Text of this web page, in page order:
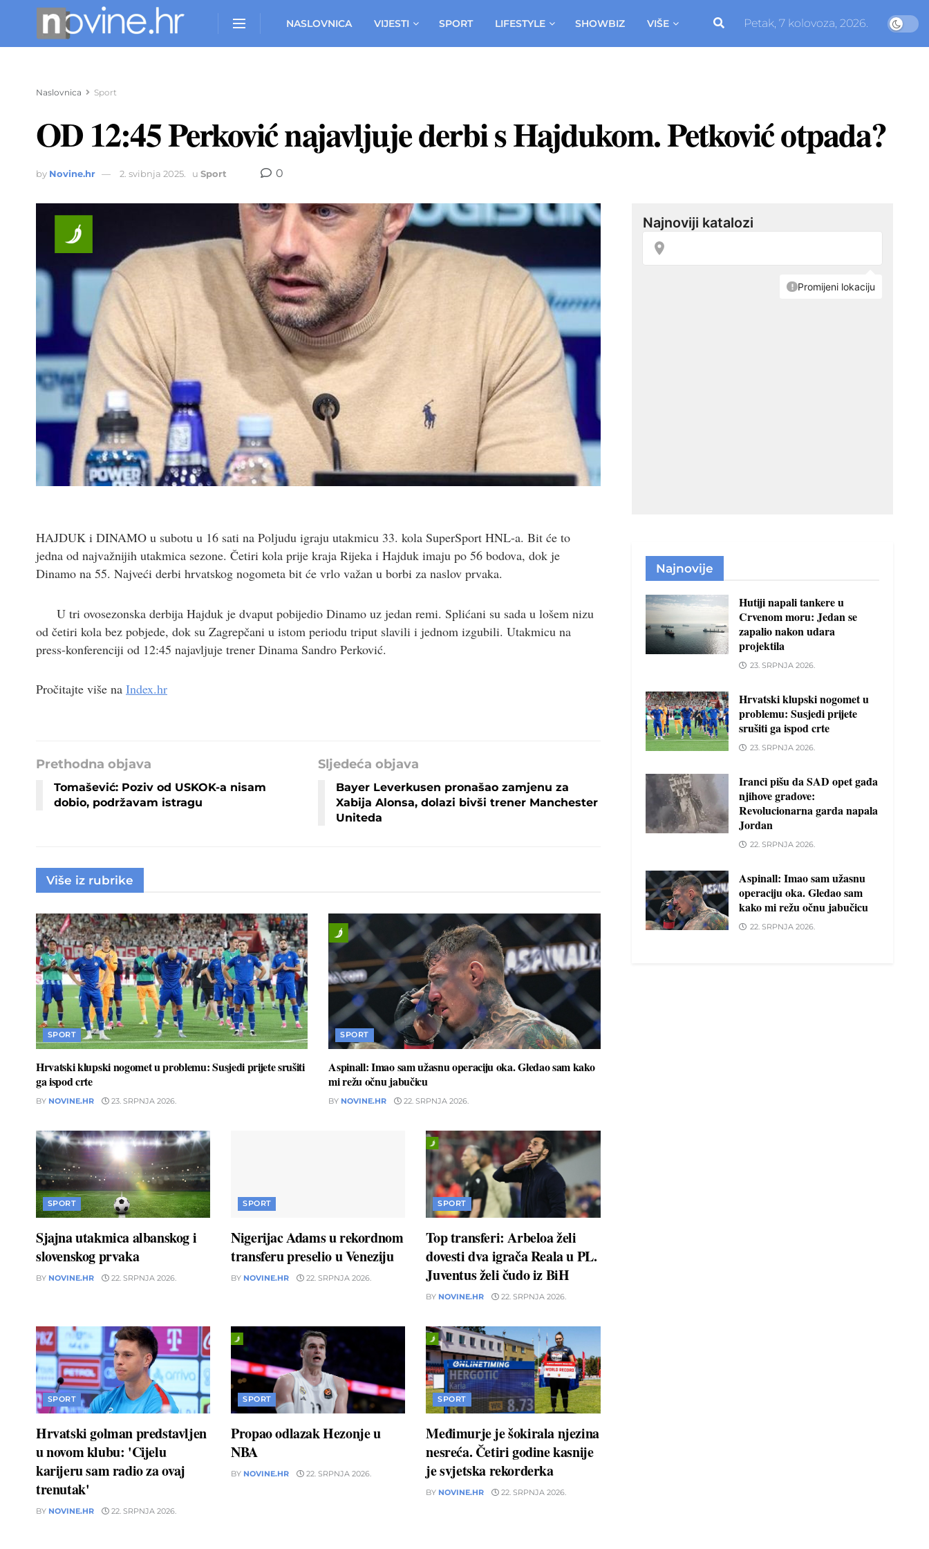
NASLOVNICA VIJESTI SPORT LIFESTYLE SHOWBIZ VIŠE Petak, 7 kolovoza, 2026.
Naslovnica Sport
OD 12:45 Perković najavljuje derbi s Hajdukom. Petković otpada?
by Novine.hr 2. svibnja 2025. u Sport 0
HAJDUK i DINAMO u subotu u 16 sati na Poljudu igraju utakmicu 33. kola SuperSport HNL-a. Bit će to
jedna od najvažnijih utakmica sezone. Četiri kola prije kraja Rijeka i Hajduk imaju po 56 bodova, dok je
Dinamo na 55. Najveći derbi hrvatskog nogometa bit će vrlo važan u borbi za naslov prvaka.
U tri ovosezonska derbija Hajduk je dvaput pobijedio Dinamo uz jedan remi. Splićani su sada u lošem nizu
od četiri kola bez pobjede, dok su Zagrepčani u istom periodu triput slavili i jednom izgubili. Utakmicu na
press-konferenciji od 12:45 najavljuje trener Dinama Sandro Perković.
Pročitajte više na Index.hr
Prethodna objava
Tomašević: Poziv od USKOK-a nisam
dobio, podržavam istragu
Sljedeća objava
Bayer Leverkusen pronašao zamjenu za
Xabija Alonsa, dolazi bivši trener Manchester
Uniteda
Više iz rubrike
SPORT
Hrvatski klupski nogomet u problemu: Susjedi prijete srušiti
ga ispod crte
BY NOVINE.HR 23. SRPNJA 2026.
SPORT
Aspinall: Imao sam užasnu operaciju oka. Gledao sam kako
mi režu očnu jabučicu
BY NOVINE.HR 22. SRPNJA 2026.
SPORT
Sjajna utakmica albanskog i
slovenskog prvaka
BY NOVINE.HR 22. SRPNJA 2026.
SPORT
Nigerijac Adams u rekordnom
transferu preselio u Veneziju
BY NOVINE.HR 22. SRPNJA 2026.
SPORT
Top transferi: Arbeloa želi
dovesti dva igrača Reala u PL.
Juventus želi čudo iz BiH
BY NOVINE.HR 22. SRPNJA 2026.
SPORT
Hrvatski golman predstavljen
u novom klubu: 'Cijelu
karijeru sam radio za ovaj
trenutak'
BY NOVINE.HR 22. SRPNJA 2026.
SPORT
Propao odlazak Hezonje u
NBA
BY NOVINE.HR 22. SRPNJA 2026.
SPORT
Međimurje je šokirala njezina
nesreća. Četiri godine kasnije
je svjetska rekorderka
BY NOVINE.HR 22. SRPNJA 2026.
Najnovije
Hutiji napali tankere u
Crvenom moru: Jedan se
zapalio nakon udara
projektila
23. SRPNJA 2026.
Hrvatski klupski nogomet u
problemu: Susjedi prijete
srušiti ga ispod crte
23. SRPNJA 2026.
Iranci pišu da SAD opet gađa
njihove gradove:
Revolucionarna garda napala
Jordan
22. SRPNJA 2026.
Aspinall: Imao sam užasnu
operaciju oka. Gledao sam
kako mi režu očnu jabučicu
22. SRPNJA 2026.